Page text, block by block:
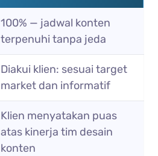
100% — jadwal konten
terpenuhi tanpa jeda
Diakui klien: sesuai target
market dan informatif
Klien menyatakan puas
atas kinerja tim desain
konten